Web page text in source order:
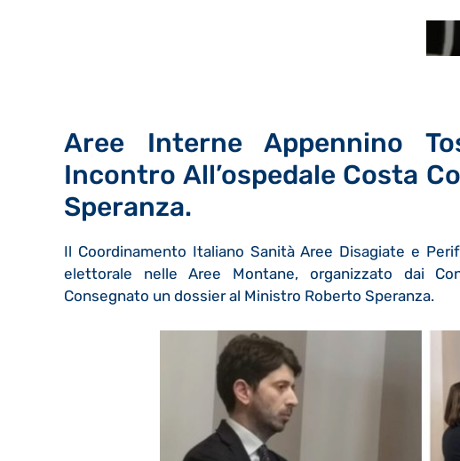
Aree Interne Appennino
Incontro All’ospedale Costa
Speranza.
Il Coordinamento Italiano Sanità Aree Disagiate e
elettorale nelle Aree Montane, organizzato dai
Consegnato un dossier al Ministro Roberto Speranza.